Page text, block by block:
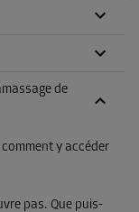
de
y accéder
pas. Que puis-